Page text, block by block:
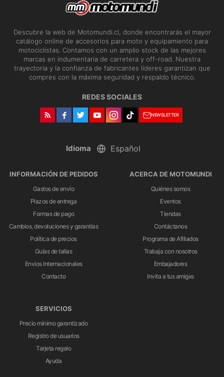
Descubre la web de Motomundi.cl, donde encontrarás el mayor
catálogo online de accesorios para moto y equipamiento para
motociclistas. Contamos con un amplio stock de las mejores
marcas en indumentaria de carretera y off-road. Nuestra
trayectoria y la confianza de fabricantes líderes garantizan que
compres con la máxima seguridad y respaldo técnico.
REDES SOCIALES
NEWSLETTER
Idioma
INFORMACIÓN DE PEDIDOS
Gastos de envío
Plazos de entrega
Formas de pago
Cambios, devoluciones y garantías
Política de precios
Guías de tallas
Envíos Internacionales
Contacto
ACERCA DE MOTOMUNDI
Quiénes somos
Eventos
Tiendas
Contáctanos
Programa de Afiliados
Trabaja con nosotros
Embajadores
Invita a tus amigxs
SERVICIOS
Precio mínimo garantizado
Registro de usuarios
Tarjeta regalo
Ayuda